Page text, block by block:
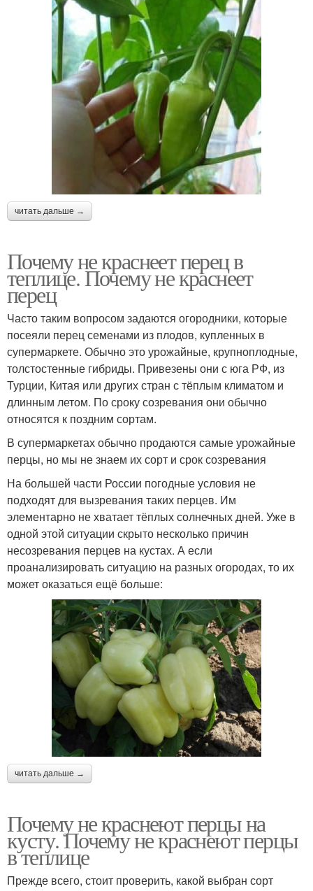
читать дальше →
Почему не краснеет перец в
теплице. Почему не краснеет
перец
Часто таким вопросом задаются огородники, которые
посеяли перец семенами из плодов, купленных в
супермаркете. Обычно это урожайные, крупноплодные,
толстостенные гибриды. Привезены они с юга РФ, из
Турции, Китая или других стран с тёплым климатом и
длинным летом. По сроку созревания они обычно
относятся к поздним сортам.
В супермаркетах обычно продаются самые урожайные
перцы, но мы не знаем их сорт и срок созревания
На большей части России погодные условия не
подходят для вызревания таких перцев. Им
элементарно не хватает тёплых солнечных дней. Уже в
одной этой ситуации скрыто несколько причин
несозревания перцев на кустах. А если
проанализировать ситуацию на разных огородах, то их
может оказаться ещё больше:
читать дальше →
Почему не краснеют перцы на
кусту. Почему не краснеют перцы
в теплице
Прежде всего, стоит проверить, какой выбран сорт